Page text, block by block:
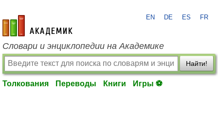
academic.ru
EN DE ES FR
Словари и энциклопедии на Академике
Найти!
Толкования Переводы Книги Игры ⚽